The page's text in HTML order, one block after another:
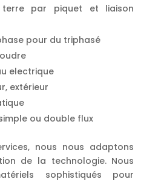
terre par piquet et liaison
pour du triphasé
electrique
extérieur
ou double flux
nous nous adaptons
de la technologie. Nous
sophistiqués pour